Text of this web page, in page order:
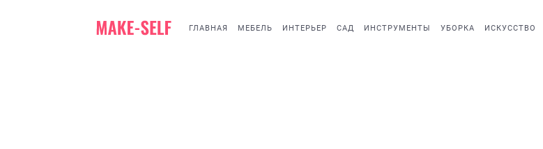
ГЛАВНАЯ МЕБЕЛЬ ИНТЕРЬЕР САД ИНСТРУМЕНТЫ УБОРКА ИСКУССТВО